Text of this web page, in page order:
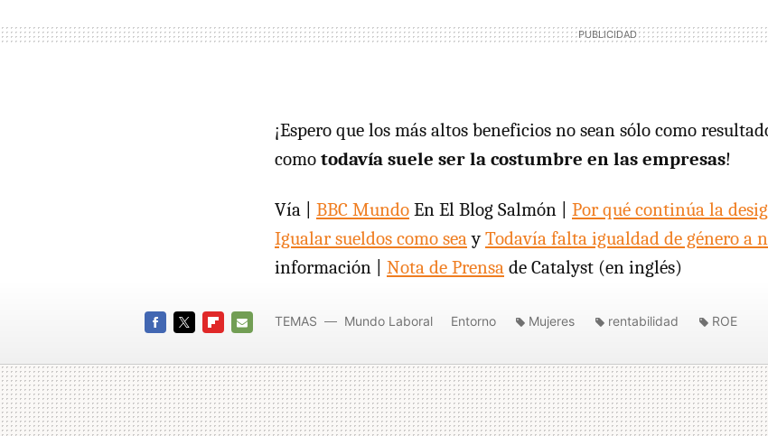
¡Espero que los más altos beneficios no sean sólo como
como todavía suele ser la costumbre en las empresas!
Vía | BBC Mundo En El Blog Salmón | Por qué continúa la
Igualar sueldos como seayTodavía falta igualdad de género a
información | Nota de Prensa de Catalyst (en inglés)
MAIL
TEMAS Mundo Laboral Entorno Mujeres rentabilidad ROE